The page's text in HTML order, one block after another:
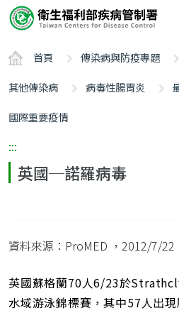
要
容
ALT+C
首頁 傳染病與防疫專題
其他傳染病
病毒性腸胃炎
國際重要疫情
:::
英國─諾羅病毒
資料來源：ProMED ，2012/7/22
英國蘇格蘭70人6/23於
水域游泳錦標賽，其中57人出